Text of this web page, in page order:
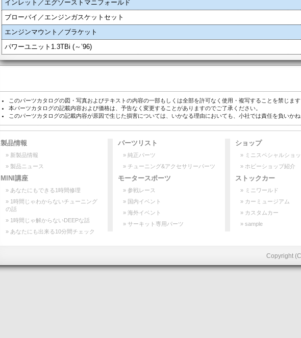
インレット／エグゾーストマニフォールド
ブローバイ／エンジンガスケットセット
エンジンマウント／ブラケット
パワーユニット1.3TBi (～’96)
このパーツカタログの図・写真およびテキストの内容の一部もしくは全部を許可なく使用・複写することを禁じま
本パーツカタログの記載内容および価格は、予告なく変更することがありますのでご了承ください。
このパーツカタログの記載内容が原因で生じた損害については、いかなる理由においても、小社では責任を負いか
製品情報
» 新製品情報
» 製品ニュース
MINI講座
» あなたにもできる1時間修理
» 1時間じゃわからないチューニング
の話
» 1時間じゃ解からないDEEPな話
» あなたにも出来る10分間チェック
パーツリスト
» 純正パーツ
» チューニング&アクセサリーパーツ
モータースポーツ
» 参戦レース
» 国内イベント
» 海外イベント
» サーキット専用パーツ
ショップ
» ミニスペシャルショ
» ホビーショップ紹介
ストックカー
» ミニワールド
» カーミュージアム
» カスタムカー
» sample
Copyright